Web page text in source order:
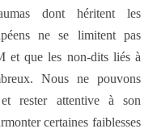
dont héritent les
ne se limitent pas
et que les non-dits liés à
Nous ne pouvons
et rester attentive à son
certaines faiblesses